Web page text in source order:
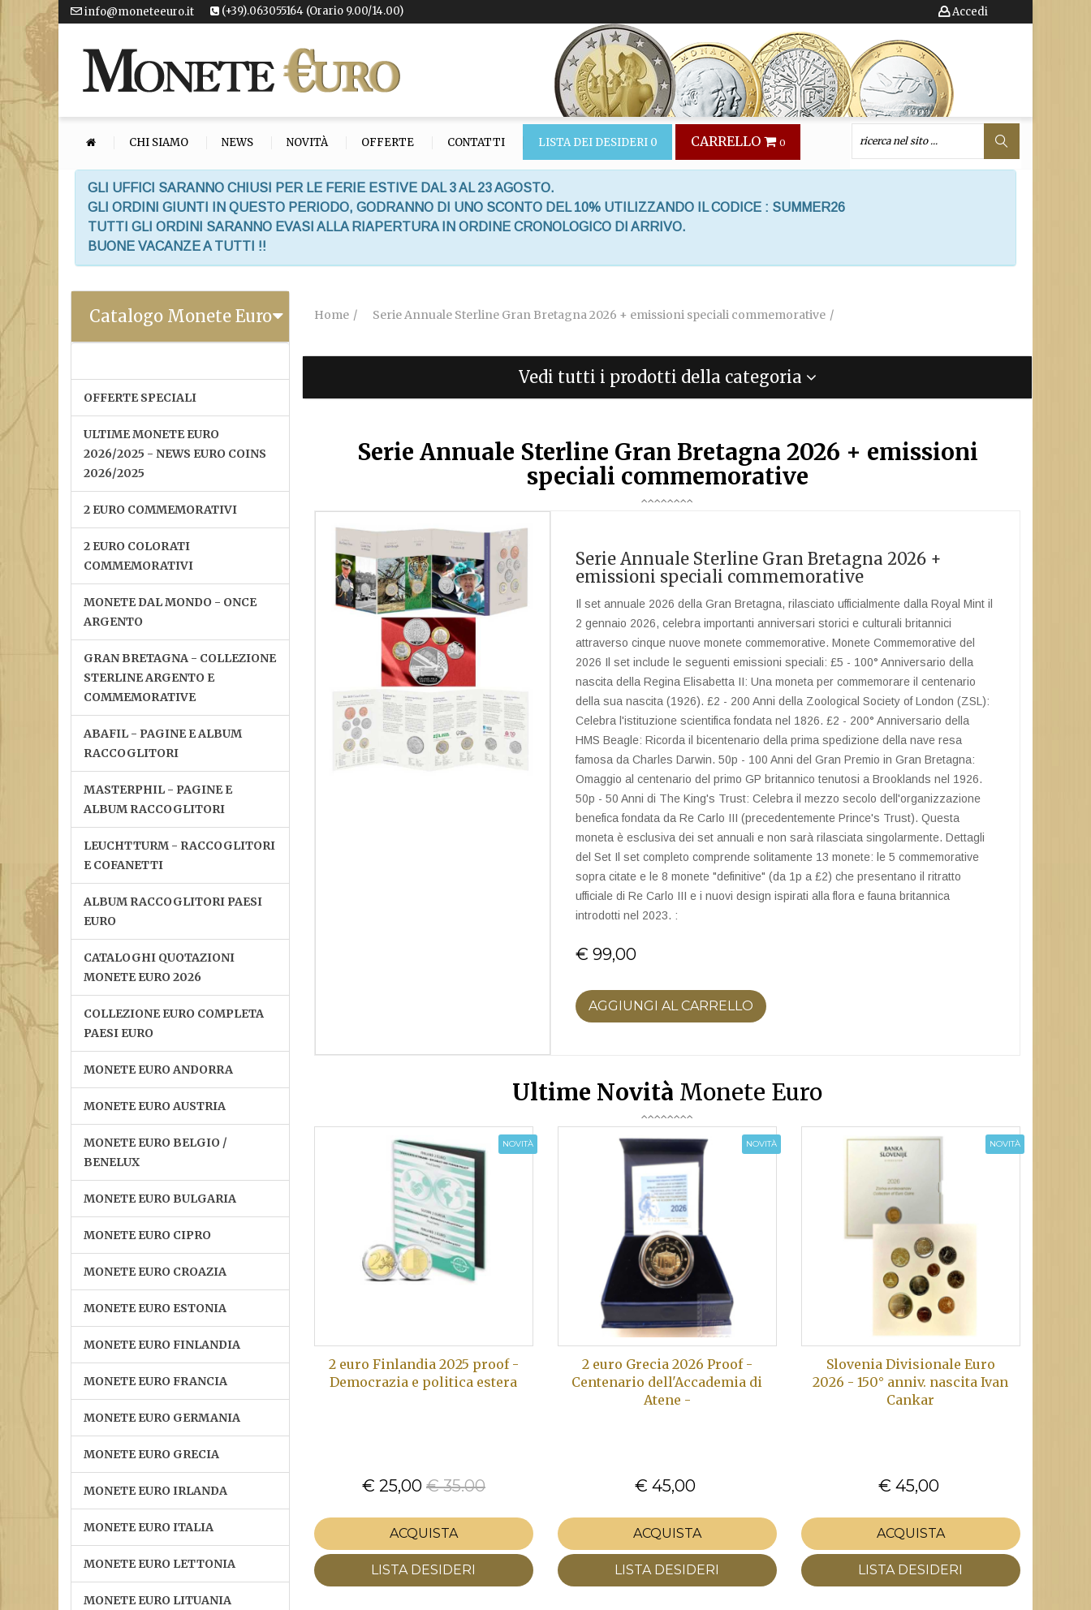
info@moneteeuro.it (+39).063055164 (Orario 9.00/14.00) Accedi
CHI SIAMO NEWS NOVITÀ OFFERTE CONTATTI LISTA DEI DESIDERI 0 CARRELLO 0
GLI UFFICI SARANNO CHIUSI PER LE FERIE ESTIVE DAL 3 AL 23 AGOSTO.
GLI ORDINI GIUNTI IN QUESTO PERIODO, GODRANNO DI UNO SCONTO DEL 10% UTILIZZANDO IL CODICE : SUMMER26
TUTTI GLI ORDINI SARANNO EVASI ALLA RIAPERTURA IN ORDINE CRONOLOGICO DI ARRIVO.
BUONE VACANZE A TUTTI !!
Catalogo Monete Euro
OFFERTE SPECIALI
ULTIME MONETE EURO
2026/2025 - NEWS EURO COINS
2026/2025
2 EURO COMMEMORATIVI
2 EURO COLORATI
COMMEMORATIVI
MONETE DAL MONDO - ONCE
ARGENTO
GRAN BRETAGNA - COLLEZIONE
STERLINE ARGENTO E
COMMEMORATIVE
ABAFIL - PAGINE E ALBUM
RACCOGLITORI
MASTERPHIL - PAGINE E
ALBUM RACCOGLITORI
LEUCHTTURM - RACCOGLITORI
E COFANETTI
ALBUM RACCOGLITORI PAESI
EURO
CATALOGHI QUOTAZIONI
MONETE EURO 2026
COLLEZIONE EURO COMPLETA
PAESI EURO
MONETE EURO ANDORRA
MONETE EURO AUSTRIA
MONETE EURO BELGIO /
BENELUX
MONETE EURO BULGARIA
MONETE EURO CIPRO
MONETE EURO CROAZIA
MONETE EURO ESTONIA
MONETE EURO FINLANDIA
MONETE EURO FRANCIA
MONETE EURO GERMANIA
MONETE EURO GRECIA
MONETE EURO IRLANDA
MONETE EURO ITALIA
MONETE EURO LETTONIA
MONETE EURO LITUANIA
Home Serie Annuale Sterline Gran Bretagna 2026 + emissioni speciali commemorative
Vedi tutti i prodotti della categoria
Serie Annuale Sterline Gran Bretagna 2026 + emissioni
speciali commemorative
Serie Annuale Sterline Gran Bretagna 2026 +
emissioni speciali commemorative
Il set annuale 2026 della Gran Bretagna, rilasciato ufficialmente dalla Royal Mint il
2 gennaio 2026, celebra importanti anniversari storici e culturali britannici
attraverso cinque nuove monete commemorative. Monete Commemorative del
2026 Il set include le seguenti emissioni speciali: £5 - 100° Anniversario della
nascita della Regina Elisabetta II: Una moneta per commemorare il centenario
della sua nascita (1926). £2 - 200 Anni della Zoological Society of London (ZSL):
Celebra l'istituzione scientifica fondata nel 1826. £2 - 200° Anniversario della
HMS Beagle: Ricorda il bicentenario della prima spedizione della nave resa
famosa da Charles Darwin. 50p - 100 Anni del Gran Premio in Gran Bretagna:
Omaggio al centenario del primo GP britannico tenutosi a Brooklands nel 1926.
50p - 50 Anni di The King's Trust: Celebra il mezzo secolo dell'organizzazione
benefica fondata da Re Carlo III (precedentemente Prince's Trust). Questa
moneta è esclusiva dei set annuali e non sarà rilasciata singolarmente. Dettagli
del Set Il set completo comprende solitamente 13 monete: le 5 commemorative
sopra citate e le 8 monete "definitive" (da 1p a £2) che presentano il ritratto
ufficiale di Re Carlo III e i nuovi design ispirati alla flora e fauna britannica
introdotti nel 2023. :
€ 99,00
AGGIUNGI AL CARRELLO
Ultime Novità Monete Euro
NOVITÀ
2 euro Finlandia 2025 proof -
Democrazia e politica estera
€ 25,00 € 35.00
ACQUISTA
LISTA DESIDERI
NOVITÀ
2 euro Grecia 2026 Proof -
Centenario dell'Accademia di
Atene -
€ 45,00
ACQUISTA
LISTA DESIDERI
NOVITÀ
Slovenia Divisionale Euro
2026 - 150° anniv. nascita Ivan
Cankar
€ 45,00
ACQUISTA
LISTA DESIDERI